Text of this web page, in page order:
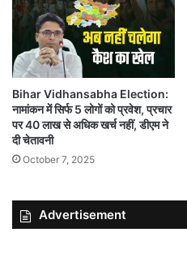
Bihar Vidhansabha Election:
नामांकन में सिर्फ 5 लोगों को प्रवेश, प्रचार
पर 40 लाख से अधिक खर्च नहीं, डीएम ने
दी चेतावनी
October 7, 2025
Advertisement